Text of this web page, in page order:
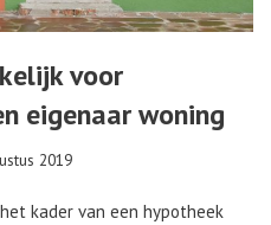
voor
eigenaar woning
2019
kader van een hypotheek